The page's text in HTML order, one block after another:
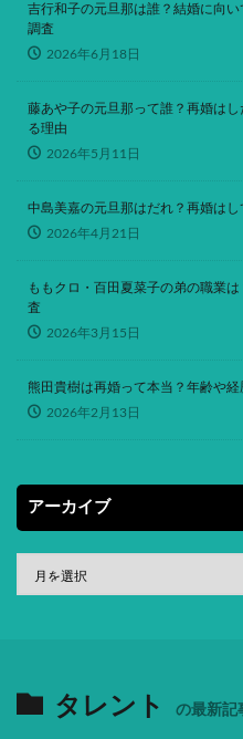
吉行和子の元旦那は誰？結婚に向
調査
2026年6月18日
藤あや子の元旦那って誰？再婚は
る理由
2026年5月11日
中島美嘉の元旦那はだれ？再婚は
2026年4月21日
ももクロ・百田夏菜子の弟の職業
査
2026年3月15日
熊田貴樹は再婚って本当？年齢や
2026年2月13日
アーカイブ
タレント の最新記